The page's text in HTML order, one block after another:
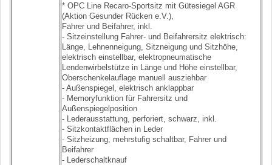
* OPC Line Recaro-Sportsitz mit Gütesiegel AGR
(Aktion Gesunder Rücken e.V.),
Fahrer und Beifahrer, inkl.
- Sitzeinstellung Fahrer- und Beifahrersitz elektrisch:
Länge, Lehnenneigung, Sitzneigung und Sitzhöhe,
elektrisch einstellbar, elektropneumatische
Lendenwirbelstütze in Länge und Höhe einstellbar,
Oberschenkelauflage manuell ausziehbar
- Außenspiegel, elektrisch anklappbar
- Memoryfunktion für Fahrersitz und
Außenspiegelposition
- Lederausstattung, perforiert, schwarz, inkl.
- Sitzkontaktflächen in Leder
- Sitzheizung, mehrstufig schaltbar, Fahrer und
Beifahrer
- Lederschaltknauf